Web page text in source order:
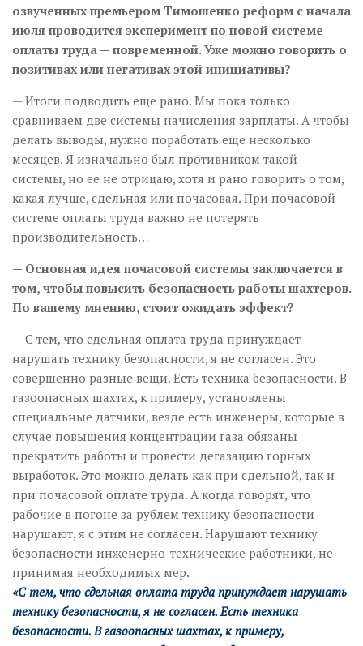
озвученных премьером Тимошенко реформ с начала
июля проводится эксперимент по новой системе
оплаты труда — повременной. Уже можно говорить о
позитивах или негативах этой инициативы?
— Итоги подводить еще рано. Мы пока только
сравниваем две системы начисления зарплаты. А чтобы
делать выводы, нужно поработать еще несколько
месяцев. Я изначально был противником такой
системы, но ее не отрицаю, хотя и рано говорить о том,
какая лучше, сдельная или почасовая. При почасовой
системе оплаты труда важно не потерять
производительность…
— Основная идея почасовой системы заключается в
том, чтобы повысить безопасность работы шахтеров.
По вашему мнению, стоит ожидать эффект?
— С тем, что сдельная оплата труда принуждает
нарушать технику безопасности, я не согласен. Это
совершенно разные вещи. Есть техника безопасности. В
газоопасных шахтах, к примеру, установлены
специальные датчики, везде есть инженеры, которые в
случае повышения концентрации газа обязаны
прекратить работы и провести дегазацию горных
выработок. Это можно делать как при сдельной, так и
при почасовой оплате труда. А когда говорят, что
рабочие в погоне за рублем технику безопасности
нарушают, я с этим не согласен. Нарушают технику
безопасности инженерно-технические работники, не
принимая необходимых мер.
«С тем, что сдельная оплата труда принуждает нарушать
технику безопасности, я не согласен. Есть техника
безопасности. В газоопасных шахтах, к примеру,